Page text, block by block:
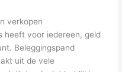
verkopen
heeft voor iedereen, geld
Beleggingspand
uit de vele